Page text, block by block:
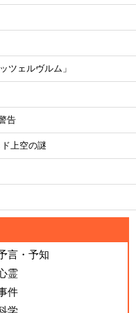
ツェルヴルム」
告
上空の謎
言・予知
霊
件
学